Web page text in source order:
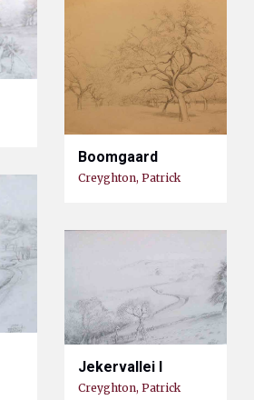
Boomgaard
Creyghton, Patrick
Jekervallei I
Creyghton, Patrick